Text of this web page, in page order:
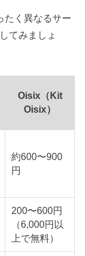
たく異なるサー
てみましょ
Oisix（Kit
Oisix）
約600〜900
円
200〜600円
（6,000円以
上で無料）